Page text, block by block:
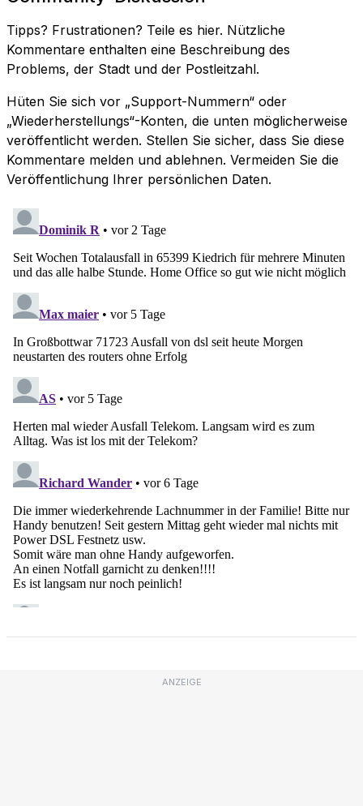
Tipps? Frustrationen? Teile es hier. Nützliche
Kommentare enthalten eine Beschreibung des
Problems, der Stadt und der Postleitzahl.
Hüten Sie sich vor „Support-Nummern“ oder
„Wiederherstellungs“-Konten, die unten möglicherweise
veröffentlicht werden. Stellen Sie sicher, dass Sie diese
Kommentare melden und ablehnen. Vermeiden Sie die
Veröffentlichung Ihrer persönlichen Daten.
ANZEIGE